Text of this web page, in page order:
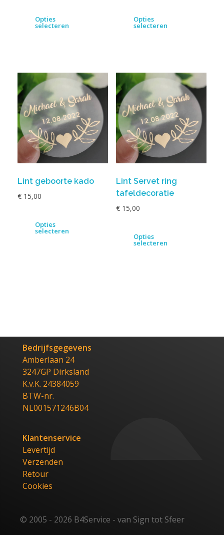
Opties
selecteren
Opties
selecteren
Lint geboorte kado
€ 15,00
Opties
selecteren
Lint Servet ring
tafeldecoratie
€15,00
Opties
selecteren
Bedrijfsgegevens
Amberlaan 24
3247GP Dirksland
K.v.K. 24384059
BTW-nr.
NL001571246B04
Klantenservice
Levertijd
Verzenden
Retour
Cookies
© 2005 - 2026 B4Service - van Sign tot Sfeer